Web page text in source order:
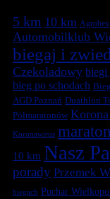
5 km 10 km Agrobex
Automobilklub
biegaj i
Czekoladowy biegi
bieg po schodach
AGD Poznań Duathlon
Półmaratonów
Koronawirus maraton
10 km Nasz
porady Przemek
biegach Puchar